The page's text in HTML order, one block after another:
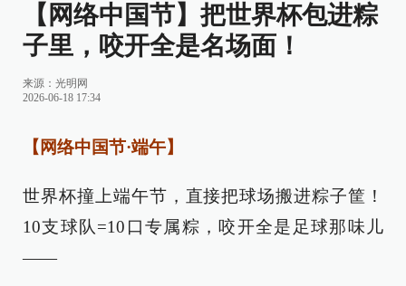
【网络中国节】把世界杯包进粽
子里，咬开全是名场面！
来源： 光明网
2026-06-18 17:34
【网络中国节·端午】
世界杯撞上端午节，直接把球场搬进粽子筐！
10支球队=10口专属粽，咬开全是足球那味儿
——